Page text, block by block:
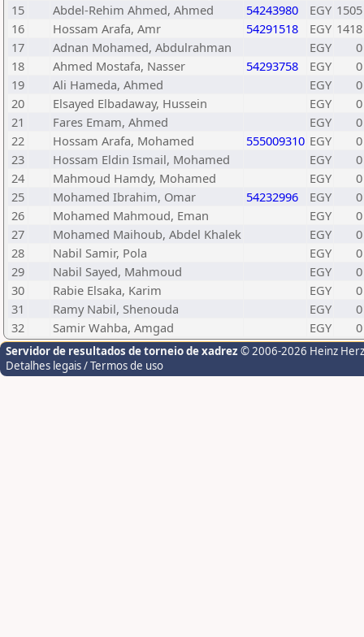
15
Abdel-Rehim Ahmed, Ahmed 54243980 EGY 1505
16
Hossam Arafa, Amr 54291518 EGY 1418
17
Adnan Mohamed, Abdulrahman EGY
0
18
Ahmed Mostafa, Nasser 54293758 EGY
0
19
Ali Hameda, Ahmed EGY
0
20
Elsayed Elbadaway, Hussein EGY
0
21
Fares Emam, Ahmed EGY
0
22
Hossam Arafa, Mohamed 555009310 EGY
0
23
Hossam Eldin Ismail, Mohamed EGY
0
24
Mahmoud Hamdy, Mohamed EGY
0
25
Mohamed Ibrahim, Omar 54232996 EGY
0
26
Mohamed Mahmoud, Eman EGY
0
27
Mohamed Maihoub, Abdel Khalek EGY
0
28
Nabil Samir, Pola EGY
0
29
Nabil Sayed, Mahmoud EGY
0
30
Rabie Elsaka, Karim EGY
0
31
Ramy Nabil, Shenouda EGY
0
32
Samir Wahba, Amgad EGY 0
Servidor de resultados de torneio de xadrez © 2006-2026 Heinz
Detalhes legais / Termos de uso